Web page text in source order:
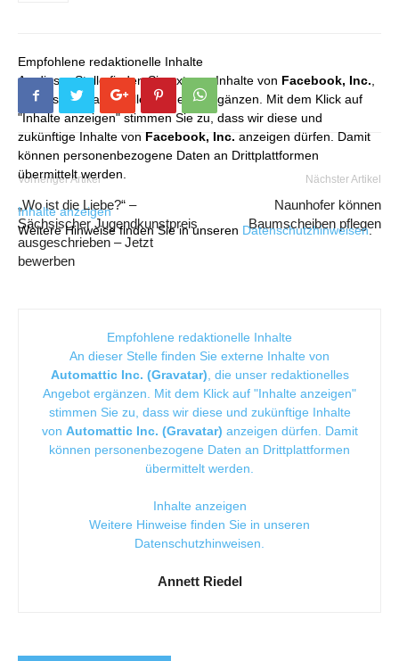
Empfohlene redaktionelle Inhalte
An dieser Stelle finden Sie externe Inhalte von Facebook, Inc.
die unser redaktionelles Angebot ergänzen. Mit dem Klick auf
"Inhalte anzeigen" stimmen Sie zu, dass wir diese und
zukünftige Inhalte von Facebook, Inc. anzeigen dürfen. Damit
können personenbezogene Daten an Drittplattformen
übermittelt werden.
Inhalte anzeigen
Weitere Hinweise finden Sie in unseren Datenschutzhinweisen.
Vorheriger Artikel
„Wo ist die Liebe?“ –
Sächsischer Jugendkunstpreis
ausgeschrieben – Jetzt
bewerben
Nächster Artikel
Naunhofer können
Baumscheiben pflegen
Empfohlene redaktionelle Inhalte
An dieser Stelle finden Sie externe Inhalte von
Automattic Inc. (Gravatar) , die unser redaktionelles
Angebot ergänzen. Mit dem Klick auf "Inhalte anzeigen"
stimmen Sie zu, dass wir diese und zukünftige Inhalte
von Automattic Inc. (Gravatar) anzeigen dürfen. Damit
können personenbezogene Daten an Drittplattformen
übermittelt werden.
Inhalte anzeigen
Weitere Hinweise finden Sie in unseren
Datenschutzhinweisen
Annett Riedel